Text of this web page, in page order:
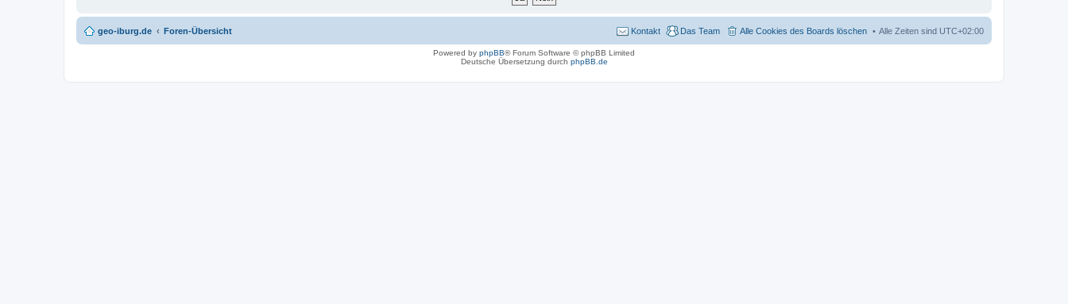
geo-iburg.de Foren-Übersicht Alle Zeiten sind UTC+02:00
Alle Cookies des Boards löschen
Das Team
Kontakt
Powered by phpBB® Forum Software © phpBB Limited
Deutsche Übersetzung durch phpBB.de